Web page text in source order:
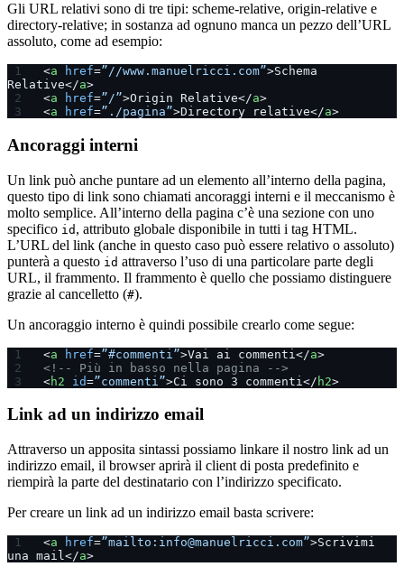
Gli URL relativi sono di tre tipi: scheme-relative, origin-relative e
directory-relative; in sostanza ad ognuno manca un pezzo dell’URL
assoluto, come ad esempio:
<a href=”//www.manuelricci.com”>Schema
Relative</a>
<a href=”/”>Origin Relative</a>
<a href=”./pagina”>Directory relative</a>
Ancoraggi interni
Un link può anche puntare ad un elemento all’interno della pagina,
questo tipo di link sono chiamati ancoraggi interni e il meccanismo è
molto semplice. All’interno della pagina c’è una sezione con uno
specifico id , attributo globale disponibile in tutti i tag HTML.
L’URL del link (anche in questo caso può essere relativo o assoluto)
punterà a questo id attraverso l’uso di una particolare parte degli
URL, il frammento. Il frammento è quello che possiamo distinguere
grazie al cancelletto (#).
Un ancoraggio interno è quindi possibile crearlo come segue:
<a href=”#commenti”>Vai ai commenti</a>
<!-- Più in basso nella pagina -->
<h2 id=”commenti”>Ci sono 3 commenti</ h2>
Link ad un indirizzo email
Attraverso un apposita sintassi possiamo linkare il nostro link ad un
indirizzo email, il browser aprirà il client di posta predefinito e
riempirà la parte del destinatario con l’indirizzo specificato.
Per creare un link ad un indirizzo email basta scrivere:
<a href=”mailto:info@manuelricci.com”>Scrivimi
una mail</a>